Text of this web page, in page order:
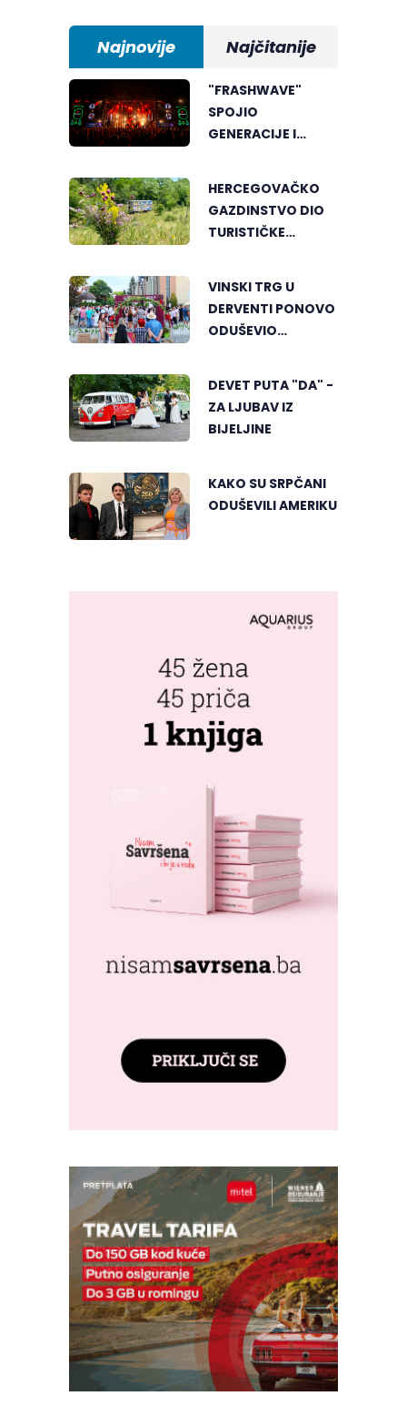
Najnovije Najčitanije
"FRASHWAVE"
SPOJIO
GENERACIJE I
MALO GDJE NALAZI
HERCEGOVAČKO
GAZDINSTVO DIO
TURISTIČKE
GEOGRAFIJE
VINSKI TRG U
DERVENTI PONOVO
ODUŠEVIO
DEVET PUTA "DA" -
ZA LJUBAV IZ
BIJELJINE
KAKO SU SRPČANI
ODUŠEVILI AMERIKU